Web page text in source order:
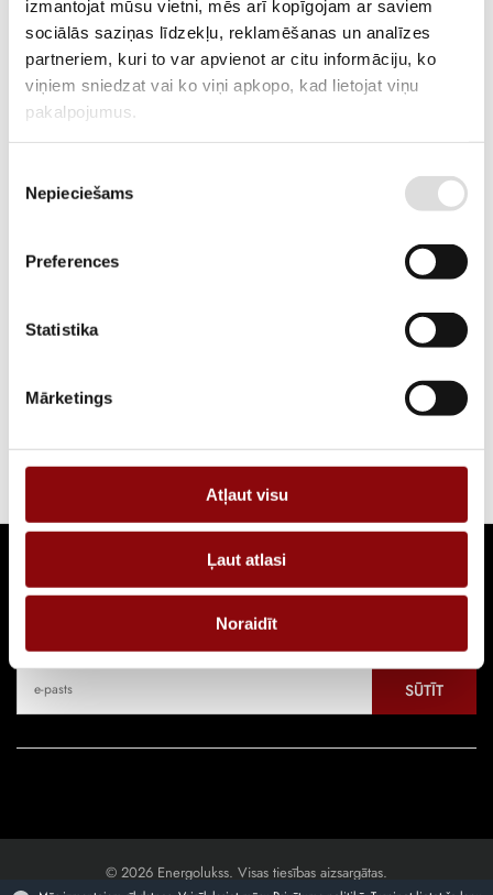
izmantojat mūsu vietni, mēs arī kopīgojam ar saviem
sociālās saziņas līdzekļu, reklamēšanas un analīzes
partneriem, kuri to var apvienot ar citu informāciju, ko
viņiem sniedzat vai ko viņi apkopo, kad lietojat viņu
pakalpojumus.
izvēle
Nepieciešams
Preferences
Statistika
Mārketings
Atļaut visu
Ļaut atlasi
Noraidīt
E-veikals
Garantētās un rezerves elektroapgādes risinājumi - UPS un ģeneratori,
akumulatoru baterijas, sūkņi, elektraouto uzlādes iekārtas,
elektroinstalācijas komponentes, u.c.
Skatīt vairāk
Sūkņi
Sūkņi ar benzīna vai dīzeļdegvielas dzinējiem priekš tīra, netīra un
Strāvas ģeneratoru diennakts noma. Pilna servisa pakalpojums 24/7.
Seko jaunumiem
Pieraksties, lai uzzinātu par jaunākajiem piedāvājumiem
SŪTĪT
© 2026 Energolukss. Visas tiesības aizsargātas.